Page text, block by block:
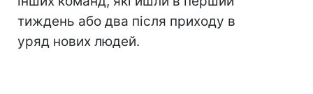
тиждень або два після приходу в
уряд нових людей.